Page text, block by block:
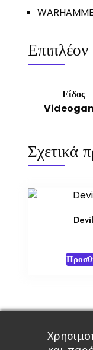
Είδος
Σχετικά